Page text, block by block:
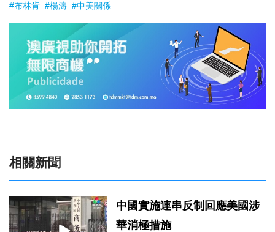
#布林肯 #楊濤 #中美關係
相關新聞
中國實施連串反制回應美國涉
華消極措施